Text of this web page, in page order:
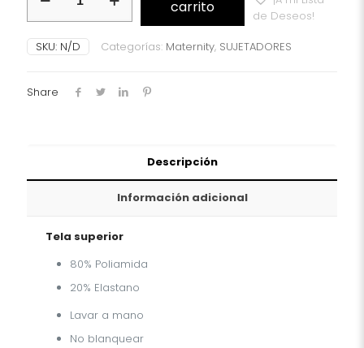
de
Anita
aros
carrito
de Deseos!
SKU: N/D Categorías: Maternity, SUJETADORES
Share
Descripción
Información adicional
Tela superior
80% Poliamida
20% Elastano
Lavar a mano
No blanquear